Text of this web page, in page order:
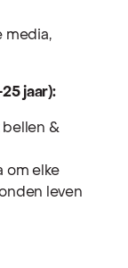
media,
jaar):
bellen &
om elke
leven